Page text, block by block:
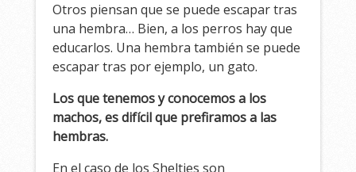
Otros piensan que se puede escapar tras
una hembra… Bien, a los perros hay que
educarlos. Una hembra también se puede
escapar tras por ejemplo, un gato.
Los que tenemos y conocemos a los
machos, es difícil que prefiramos a las
hembras.
En el caso de los Shelties son